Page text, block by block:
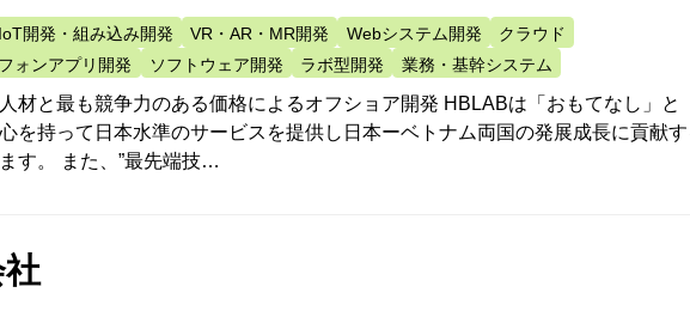
IoT開発・組み込み開発 VR・AR・MR開発 Webシステム開発
クラウド
ォンアプリ開発
ソフトウェア開発 ラボ型開発 業務・基幹システム
材と最も競争力のある価格によるオフショア開発 HBLABは「おもてなし」と
を持って日本水準のサービスを提供し日本ーベトナム両国の発展成長に貢献
す。 また、”最先端技…